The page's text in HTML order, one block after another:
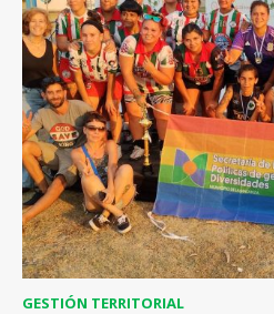
GESTIÓN TERRITORIAL